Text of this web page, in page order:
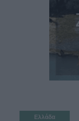
Ελλάδα